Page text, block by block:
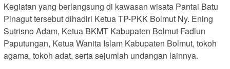
Kegiatan yang berlangsung di kawasan wisata Pantai Batu
Pinagut tersebut dihadiri Ketua TP-PKK Bolmut Ny. Ening
Sutrisno Adam, Ketua BKMT Kabupaten Bolmut Fadlun
Paputungan, Ketua Wanita Islam Kabupaten Bolmut, tokoh
agama, tokoh adat, serta sejumlah undangan lainnya.